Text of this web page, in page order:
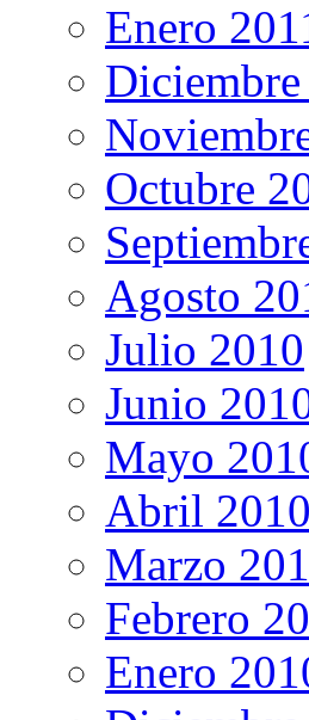
Enero
Octubre
Agosto
Julio 2010
Junio
Mayo
Abril 2010
Marzo
Febrero
Enero